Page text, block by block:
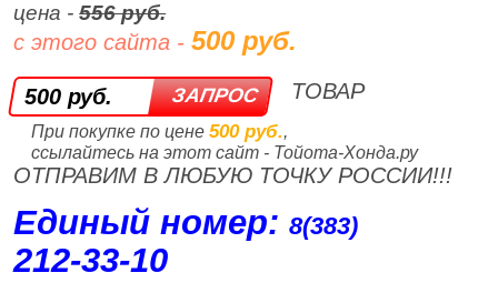
цена -556 руб.
с этого сайта -500 руб.
500 руб.
При покупке по цене 500 руб.,
ссылайтесь на этот сайт - Тойота-Хонда.ру
ТОВАР
ОТПРАВИМ В ЛЮБУЮ ТОЧКУ РОССИИ!!!
Единый номер:8(383)
212‑33‑10